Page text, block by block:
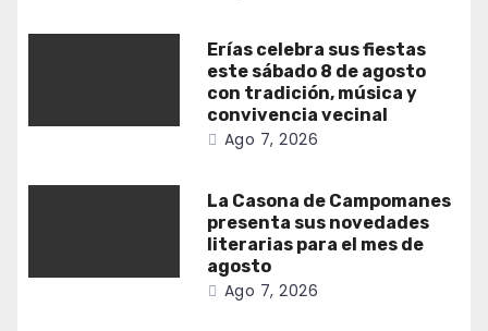
Erías celebra sus fiestas
este sábado 8 de agosto
con tradición, música y
convivencia vecinal
Ago 7, 2026
La Casona de Campomanes
presenta sus novedades
literarias para el mes de
agosto
Ago 7, 2026